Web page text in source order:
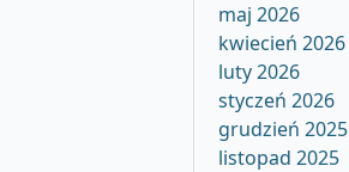
maj 2026
kwiecień 2026
luty 2026
styczeń 2026
grudzień 2025
listopad 2025